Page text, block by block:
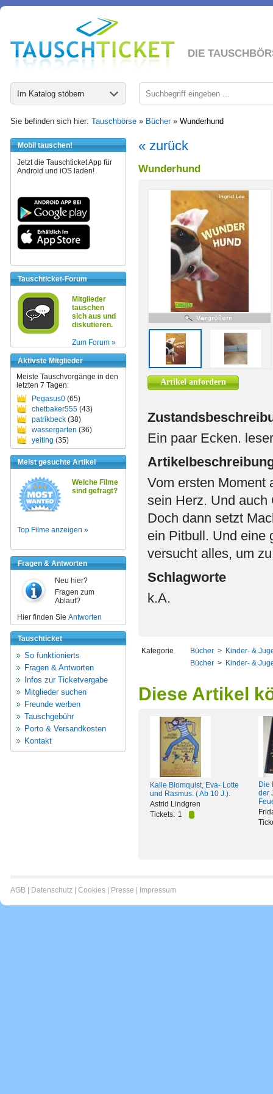
DIE
Im Katalog stöbern
Sie befinden sich hier: Tauschbörse » Bücher» Wunderhund
Mobil tauschen!
Jetzt die Tauschticket App für
Android und iOS laden!
Tauschticket-Forum
Mitglieder
tauschen
sich aus und
diskutieren.
Zum Forum »
Aktivste Mitglieder
Meiste Tauschvorgänge in den
letzten 7 Tagen:
Pegasus0 (65)
chetbaker555 (43)
patrikbeck (38)
wassergarten (36)
yeiting (35)
Meist gesuchte Artikel
Welche Filme
sind gefragt?
Top Filme anzeigen »
Fragen & Antworten
Neu hier?
Fragen zum
Ablauf?
Hier finden Sie Antworten
Tauschticket
So funktionierts
Fragen & Antworten
Infos zur Ticketvergabe
Mitglieder suchen
Freunde werben
Tauschgebühr
Porto & Versandkosten
Kontakt
« zurück
Wunderhund
Artikel anfordern
Ein paar Ecken.
Vom ersten Moment
sein Herz. Und auch
Doch dann setzt
ein Pitbull. Und eine
versucht alles, um
Schlagworte
k.A.
Kategorie Bücher > Kinder- &
Bücher > Kinder- &
Diese Artikel
Kalle Blomquist, Eva- Lotte
und Rasmus. ( Ab 10 J.).
Astrid Lindgren
Tickets: 1
Die
der
AGB Datenschutz Cookies Presse Impressum